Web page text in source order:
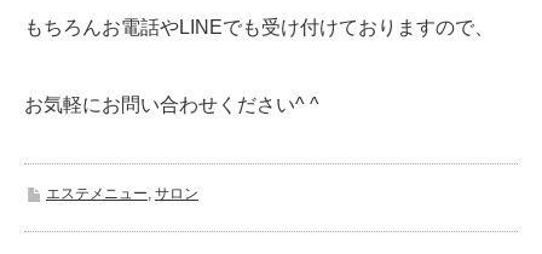
もちろんお電話やLINEでも受け付けておりますので、
お気軽にお問い合わせください^ ^
エステメニュー, サロン